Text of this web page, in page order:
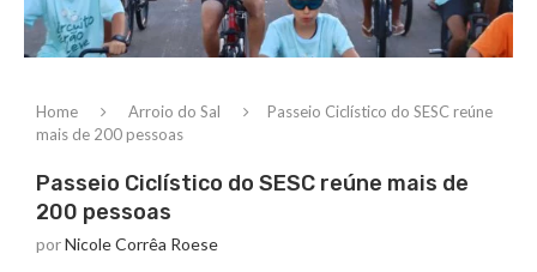
Home Arroio do Sal
Passeio Ciclístico do SESC reúne
mais de 200 pessoas
Passeio Ciclístico do SESC reúne mais de
200 pessoas
porNicole Corrêa Roese